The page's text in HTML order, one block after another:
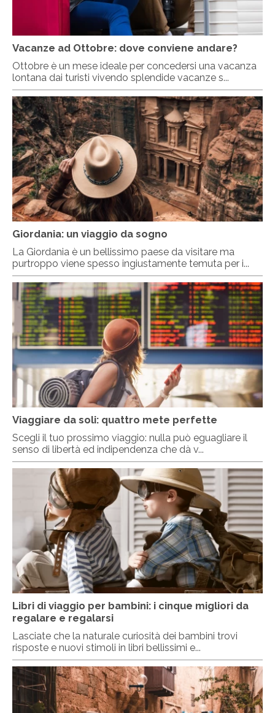
Vacanze ad Ottobre: dove conviene andare?
Ottobre è un mese ideale per concedersi una vacanza
lontana dai turisti vivendo splendide vacanze s...
Giordania: un viaggio da sogno
La Giordania è un bellissimo paese da visitare ma
purtroppo viene spesso ingiustamente temuta per i...
Viaggiare da soli: quattro mete perfette
Scegli il tuo prossimo viaggio: nulla può eguagliare il
senso di libertà ed indipendenza che dà v...
Libri di viaggio per bambini: i cinque migliori da
regalare e regalarsi
Lasciate che la naturale curiosità dei bambini trovi
risposte e nuovi stimoli in libri bellissimi e...